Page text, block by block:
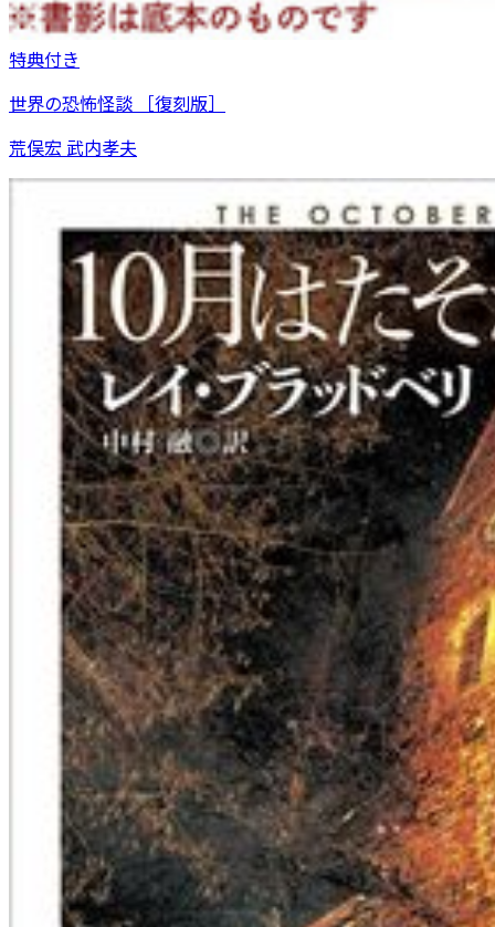
特典付き
世界の恐怖怪談 ［復刻版］
荒俣宏 武内孝夫